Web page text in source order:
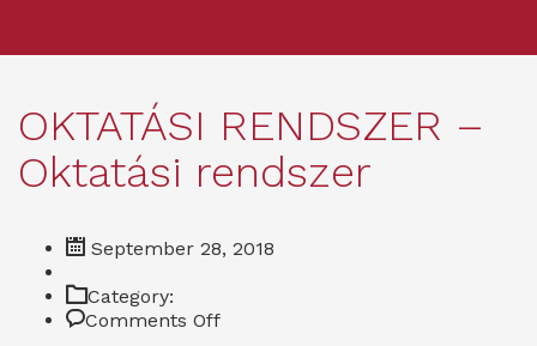
OKTATÁSI RENDSZER –
Oktatási rendszer
September 28, 2018
Category:
Comments Offon